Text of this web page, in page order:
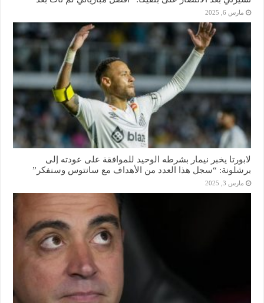
مارس 6, 2025
لابورتا يخبر نيمار بشرطه الوحيد للموافقة على عودته إلى
برشلونة: “سجل هذا العدد من الأهداف مع سانتوس وسنفكر”
مارس 3, 2025